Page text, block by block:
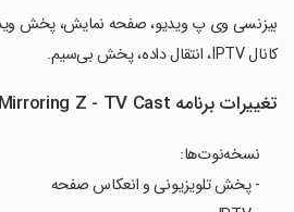
‏بیزنسی وی پ ویدیو، صفحه نمایش، پخش
کانال IPTV، انتقال داده، پخش بی‌سیم.
تغییرات برنامه Screen Mirroring Z - TV Cast در نسخه جدید
نسخه‌نوت‌ها:
- پخش تلویزیونی و انعکاس صفحه